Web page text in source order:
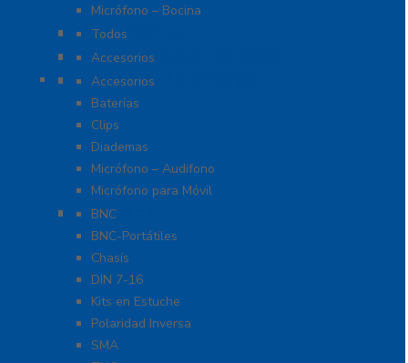
Micrófono – Bocina
Radios Amateur
Todos
Accesorios para Otras Marcas
Accesorios
Accesorios Para Motorola
Accesorios
Baterías
Clips
Diademas
Micrófono – Audifono
Micrófono para Móvil
Adaptadores
BNC
BNC-Portátiles
Chasís
DIN 7-16
Kits en Estuche
Polaridad Inversa
SMA